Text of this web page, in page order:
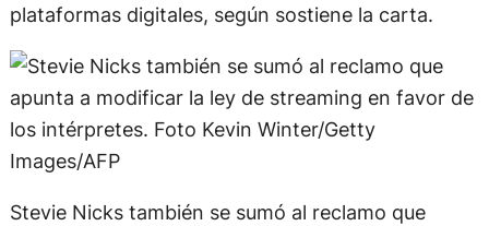
plataformas digitales, según sostiene la carta.
Stevie Nicks también se sumó al reclamo que